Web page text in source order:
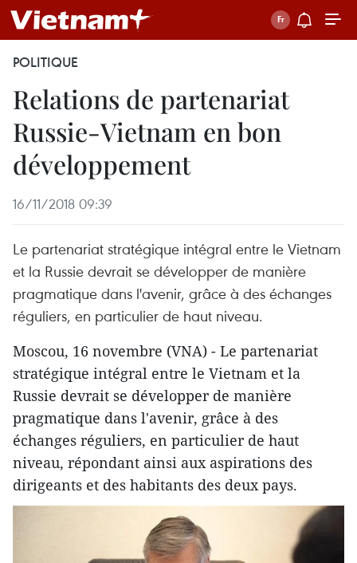
POLITIQUE
Relations de partenariat
Russie-Vietnam en bon
développement
16/11/2018 09:39
Le partenariat stratégique intégral entre le Vietnam
et la Russie devrait se développer de manière
pragmatique dans l'avenir, grâce à des échanges
réguliers, en particulier de haut niveau.
Moscou, 16 novembre (VNA) - Le partenariat
stratégique intégral entre le Vietnam et la
Russie devrait se développer de manière
pragmatique dans l'avenir, grâce à des
échanges réguliers, en particulier de haut
niveau, répondant ainsi aux aspirations des
dirigeants et des habitants des deux pays.